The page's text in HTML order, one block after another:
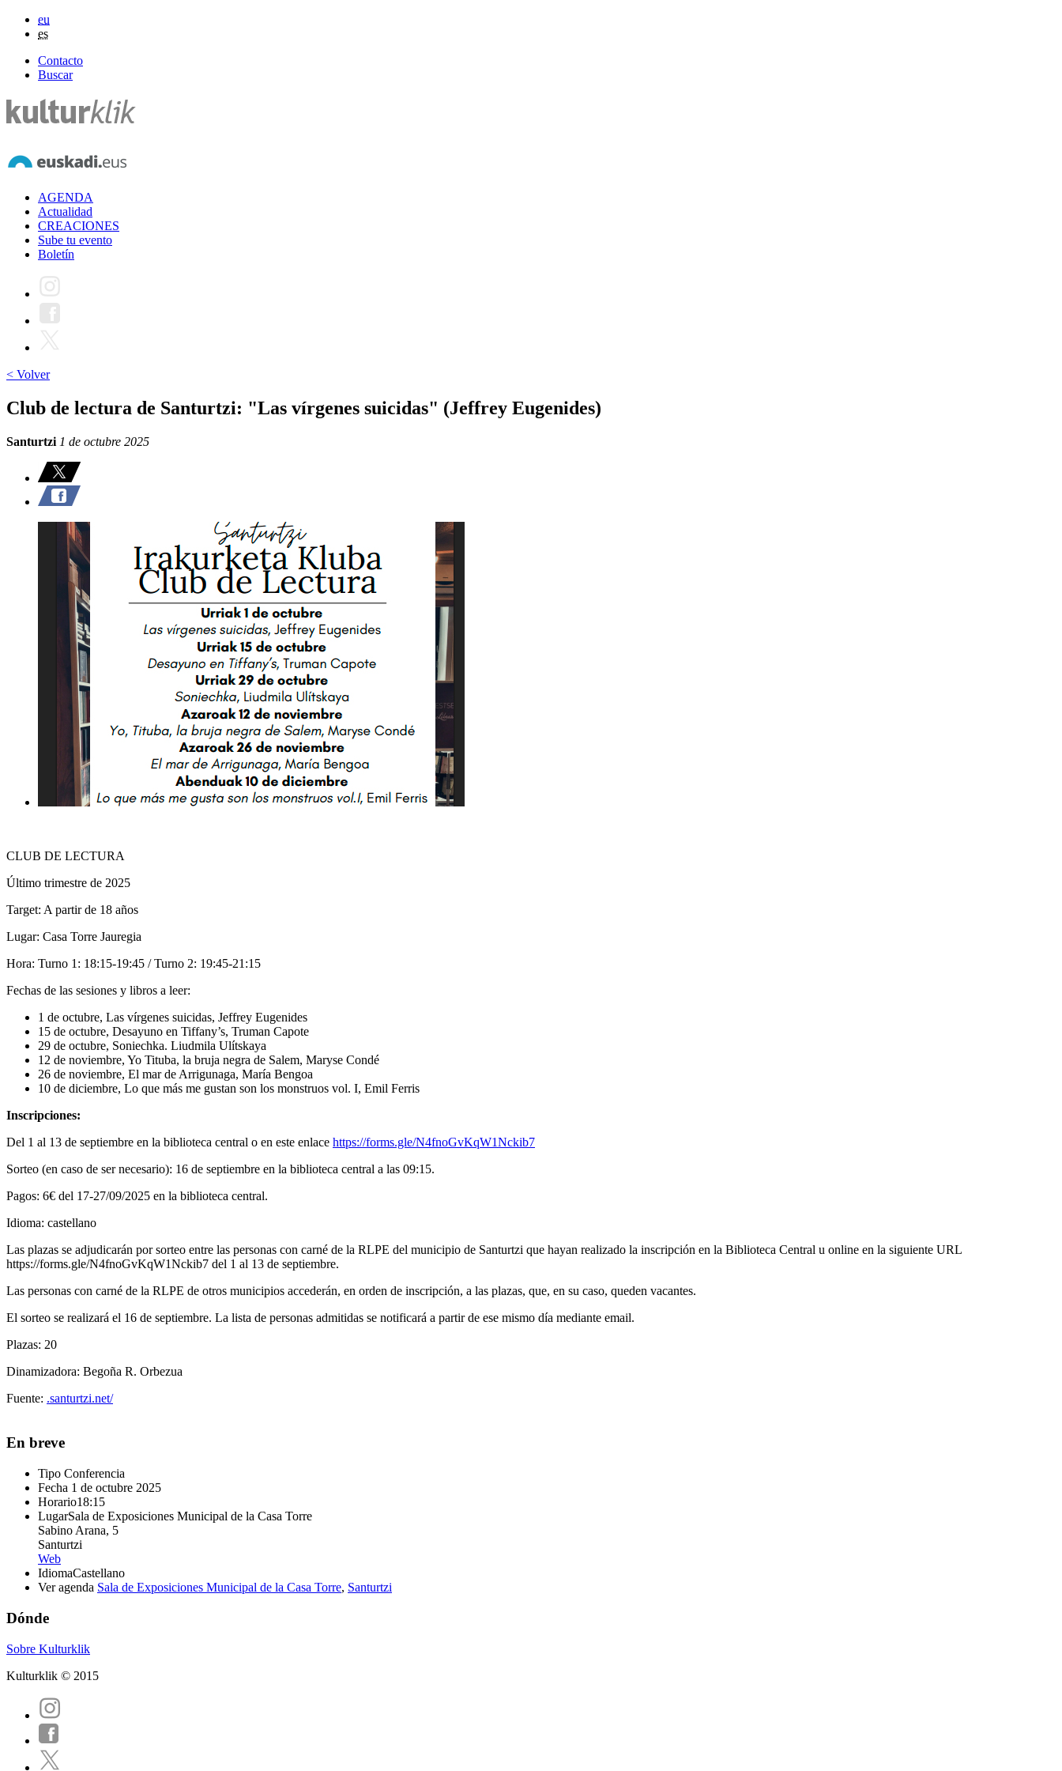
eu
es
Contacto
Buscar
AGENDA
Actualidad
CREACIONES
Sube tu evento
Boletín
< Volver
Club de lectura de Santurtzi: "Las vírgenes suicidas" (Jeffrey Eugenides)
Santurtzi 1 de octubre 2025
CLUB DE LECTURA
Último trimestre de 2025
Target: A partir de 18 años
Lugar: Casa Torre Jauregia
Hora: Turno 1: 18:15-19:45 / Turno 2: 19:45-21:15
Fechas de las sesiones y libros a leer:
1 de octubre, Las vírgenes suicidas, Jeffrey Eugenides
15 de octubre, Desayuno en Tiffany’s, Truman Capote
29 de octubre, Soniechka. Liudmila Ulítskaya
12 de noviembre, Yo Tituba, la bruja negra de Salem, Maryse Condé
26 de noviembre, El mar de Arrigunaga, María Bengoa
10 de diciembre, Lo que más me gustan son los monstruos vol. I, Emil Ferris
Inscripciones:
Del 1 al 13 de septiembre en la biblioteca central o en este enlace https://forms.gle/N4fnoGvKqW1Nckib7
Sorteo (en caso de ser necesario): 16 de septiembre en la biblioteca central a las 09:15.
Pagos: 6€ del 17-27/09/2025 en la biblioteca central.
Idioma: castellano
Las plazas se adjudicarán por sorteo entre las personas con carné de la RLPE del municipio de Santurtzi que hayan realizado la inscripción en la Biblioteca Central u online en la siguiente URL
https://forms.gle/N4fnoGvKqW1Nckib7 del 1 al 13 de septiembre.
Las personas con carné de la RLPE de otros municipios accederán, en orden de inscripción, a las plazas, que, en su caso, queden vacantes.
El sorteo se realizará el 16 de septiembre. La lista de personas admitidas se notificará a partir de ese mismo día mediante email.
Plazas: 20
Dinamizadora: Begoña R. Orbezua
Fuente: .santurtzi.net/
En breve
Tipo Conferencia
Fecha 1 de octubre 2025
Horario18:15
LugarSala de Exposiciones Municipal de la Casa Torre
Sabino Arana, 5
Santurtzi
Web
IdiomaCastellano
Ver agenda Sala de Exposiciones Municipal de la Casa Torre, Santurtzi
Dónde
Sobre Kulturklik
Kulturklik © 2015